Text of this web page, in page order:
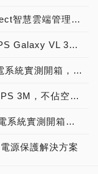
施耐德電機宣布推出支援SmartConnect智慧雲端管理的APC Smart-UPS，有效管理UPS再升級
施耐德電機推出業界最緊湊的三相 UPS Galaxy VL 300-500kW，新增 Live Swap 觸摸安全設計，不中斷機器運行下更換電源
CyberPower CP1000PFCLCD不斷電系統實測開箱，夏季天氣不穩定不想電器跳電剉咧等就要用UPS！
施耐德電機為中小型企業推出Easy UPS 3M，不佔空間、安裝簡易 能源效率高達99％
APC Back-UPS BN650M1-TW不斷電系統實測開箱，擺在桌面也合適的電力守護者！
源保護解決方案